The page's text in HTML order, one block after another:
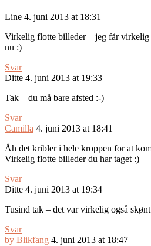
Line 4. juni 2013 at 18:31
Virkelig flotte billeder – jeg får virkelig
nu :)
Svar
Ditte 4. juni 2013 at 19:33
Tak – du må bare afsted :-)
Svar
Camilla 4. juni 2013 at 18:41
Åh det kribler i hele kroppen for at
Virkelig flotte billeder du har taget :)
Svar
Ditte 4. juni 2013 at 19:34
Tusind tak – det var virkelig også
Svar
by Blikfang 4. juni 2013 at 18:47